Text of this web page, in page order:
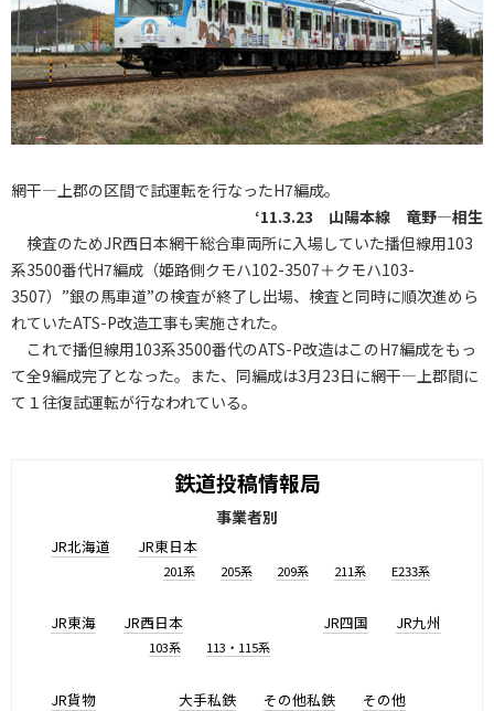
網干―上郡の区間で試運転を行なったH7編成。
‘11.3.23 山陽本線 竜野―相生
検査のためJR西日本網干総合車両所に入場していた播但線用103
系3500番代H7編成（姫路側クモハ102-3507＋クモハ103-
3507）”銀の馬車道”の検査が終了し出場、検査と同時に順次進めら
れていたATS-P改造工事も実施された。
これで播但線用103系3500番代のATS-P改造はこのH7編成をもっ
て全9編成完了となった。また、同編成は3月23日に網干―上郡間に
て１往復試運転が行なわれている。
鉄道投稿情報局
事業者別
JR北海道 JR東日本
201系 205系 209系 211系 E233系
JR東海 JR西日本
103系 113・115系
JR四国 JR九州
JR貨物 大手私鉄 その他私鉄 その他